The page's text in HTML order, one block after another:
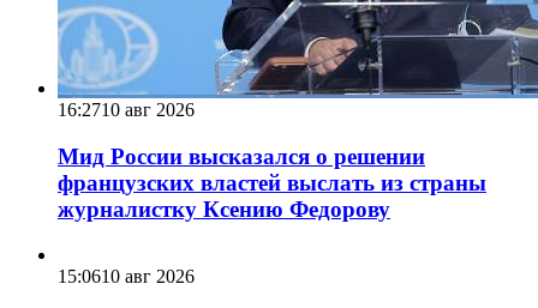
16:2710 авг 2026
Мид России высказался о решении
французских властей выслать из страны
журналистку Ксению Федорову
15:0610 авг 2026